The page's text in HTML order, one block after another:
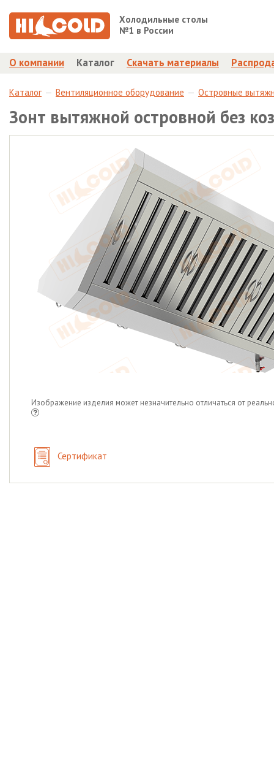
Холодильные столы
№1 в России
О компании Каталог Скачать материалы
Каталог Вентиляционное оборудование Островные
Зонт вытяжной островной без
Изображение изделия может незначительно отличаться от
Сертификат